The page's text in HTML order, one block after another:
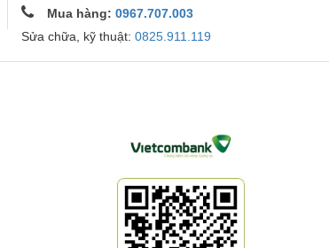
Mua hàng: 0967.707.003
Sửa chữa, kỹ thuật: 0825.911.119